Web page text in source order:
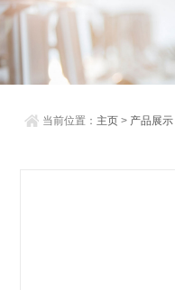
当前位置： 主页 > 产品展示